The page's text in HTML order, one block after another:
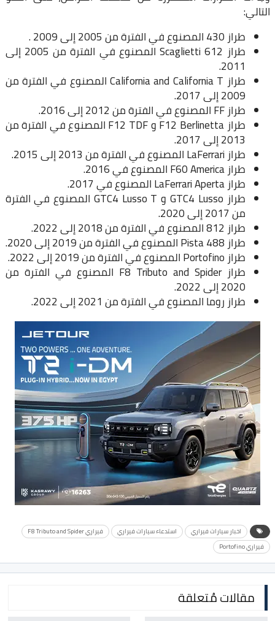
التالي:
طراز 430 المصنوع في الفترة من 2005 إلى 2009 .
طراز Scaglietti 612 المصنوع في الفترة من 2005 إلى
2011.
طراز California and California T المصنوع في الفترة من
2009 إلى 2017.
طراز FF المصنوع في الفترة من 2012 إلى 2016.
طراز F12 Berlinetta و F12 TDF المصنوع في الفترة من
2013 إلى 2017.
طراز LaFerrari المصنوع في الفترة من 2013 إلى 2015.
طراز F60 America المصنوع في 2016.
طراز LaFerrari Aperta المصنوع في 2017.
طراز GTC4 Lusso و GTC4 Lusso T المصنوع في الفترة
من 2017 إلى 2020.
طراز 812 المصنوع في الفترة من 2018 إلى 2022.
طراز 488 Pista المصنوع في الفترة من 2019 إلى 2020.
طراز Portofino المصنوع في الفترة من 2019 إلى 2022.
طراز F8 Tributo and Spider المصنوع في الفترة من
2020 إلى 2022.
طراز روما المصنوع في الفترة من 2021 إلى 2022.
اخبار سيارات فيراري استدعاء سيارات فيراري
فيراري F8 Tributo and Spider
فيراري Portofino
مقالات مُتعلقة